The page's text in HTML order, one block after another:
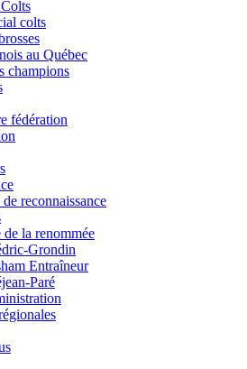
colts
au Québec
champions
fédération
reconnaissance
de la renommée
Grondin
Entraîneur
Paré